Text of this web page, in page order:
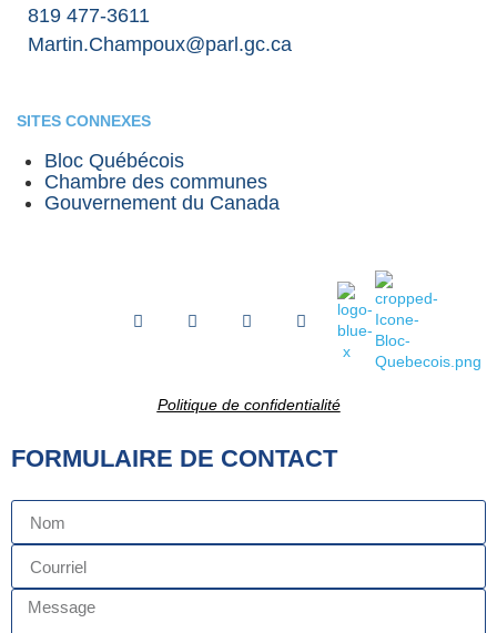
SITES CONNEXES
Bloc Québécois
Chambre des communes
Gouvernement du Canada
819 477-3611
Martin.Champoux@parl.gc.ca
Politique de confidentialité
FORMULAIRE DE CONTACT